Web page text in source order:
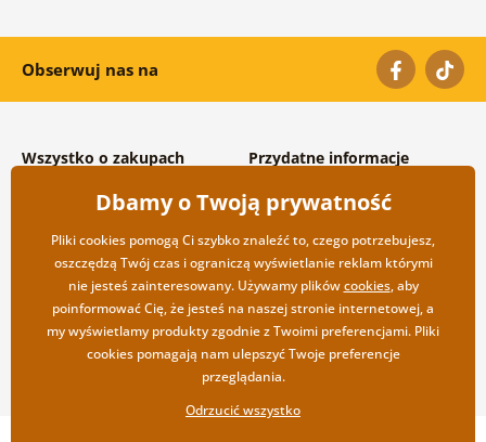
Obserwuj nas na
Wszystko o zakupach
Warunki handlowe i
reklamacyjne
Prywatność
Opcje wysyłki i płatności
Zwrot towarów
Przydatne informacje
Często zadawane pytania
Kontakt
Współpraca hurtowa
Dbamy o Twoją prywatność
Pliki cookies pomogą Ci szybko znaleźć to, czego potrzebujesz,
oszczędzą Twój czas i ograniczą wyświetlanie reklam którymi
nie jesteś zainteresowany. Używamy plikówcookies, aby
poinformować Cię, że jesteś na naszej stronie internetowej, a
my wyświetlamy produkty zgodnie z Twoimi preferencjami. Pliki
cookies pomagają nam ulepszyć Twoje preferencje
przeglądania.
Odrzucić wszystko